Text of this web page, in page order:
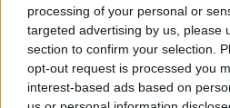
processing of your personal or
targeted advertising by us, please
section to confirm your selection.
opt-out request is processed you
interest-based ads based on